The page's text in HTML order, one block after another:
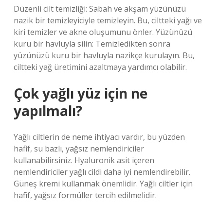
Düzenli cilt temizliği: Sabah ve akşam yüzünüzü
nazik bir temizleyiciyle temizleyin. Bu, ciltteki yağı ve
kiri temizler ve akne oluşumunu önler. Yüzünüzü
kuru bir havluyla silin: Temizledikten sonra
yüzünüzü kuru bir havluyla nazikçe kurulayın. Bu,
ciltteki yağ üretimini azaltmaya yardımcı olabilir.
Çok yağlı yüz için ne
yapılmalı?
Yağlı ciltlerin de neme ihtiyacı vardır, bu yüzden
hafif, su bazlı, yağsız nemlendiriciler
kullanabilirsiniz. Hyaluronik asit içeren
nemlendiriciler yağlı cildi daha iyi nemlendirebilir.
Güneş kremi kullanmak önemlidir. Yağlı ciltler için
hafif, yağsız formüller tercih edilmelidir.